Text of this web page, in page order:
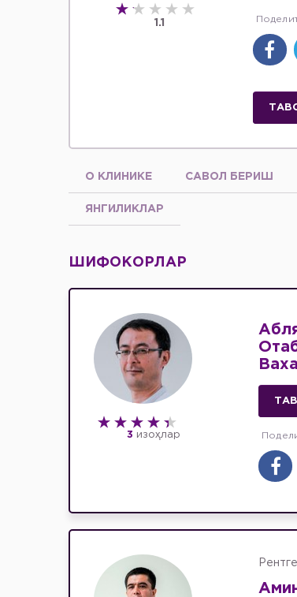
1.1
О КЛИНИКЕ САВОЛ БЕРИШ
ЯНГИЛИКЛАР
ШИФОКОРЛАР
3 изоҳлар